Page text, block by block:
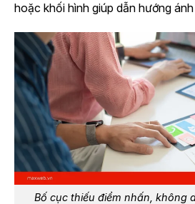
hoặc khối hình giúp dẫn hướng
Bố cục thiếu điểm nhấn, không